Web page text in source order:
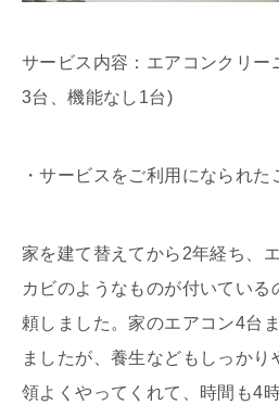
サービス内容：エアコンクリー
3台、機能なし1台)
・サービスをご利用になられた
家を建て替えてから2年経ち、
カビのようなものが付いている
頼しました。家のエアコン4台
ましたが、養生などもしっかり
領よくやってくれて、時間も4